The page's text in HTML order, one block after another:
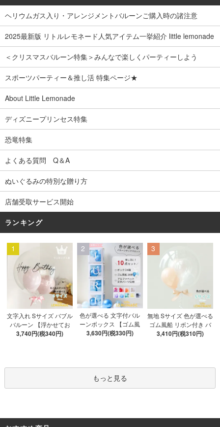
ヘリウムガス入り・アレンジメントバルーンご購入時の諸注意
2025最新版 リトルレモネード人気アイテム一挙紹介 little lemonade
＜クリスマスバルーン特集＞みんなで楽しくパーティーしよう
スポーツパーティー＆推し活 特集ページ★
About Little Lemonade
ディズニープリンセス特集
恐竜特集
よくある質問 Q＆A
ぬいぐるみの特別な贈り方
店舗受取サービス開始
ランキング
1
文字入れ Sサイズ バブル
バルーン 【浮かせてお
届け】 バルーン
3,740円(税340円)
2
色が選べる 文字付バル
ーンボックス 【ゴム風
船&文字パーツ付き】 DI
ツ52枚 推し活
3,630円(税330円)
3
無地 Sサイズ 色が選べる
ゴム風船 リボン付き バ
ブルバルーン 【浮かせ
3,410円(税310円)
もっと見る